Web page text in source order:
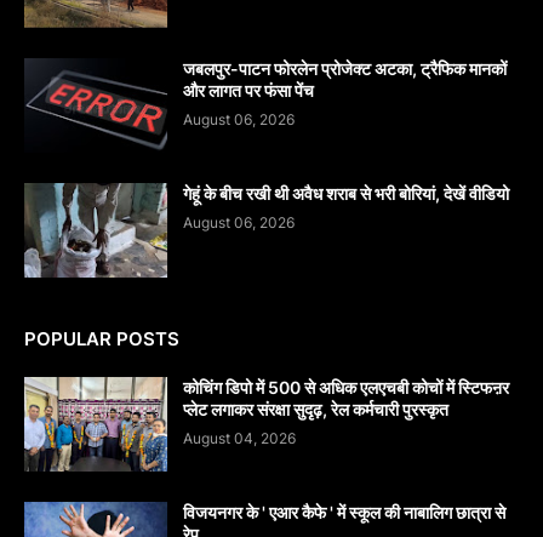
जबलपुर-पाटन फोरलेन प्रोजेक्ट अटका, ट्रैफिक मानकों
और लागत पर फंसा पेंच
August 06, 2026
गेहूं के बीच रखी थी अवैध शराब से भरी बोरियां, देखें वीडियो
August 06, 2026
POPULAR POSTS
कोचिंग डिपो में 500 से अधिक एलएचबी कोचों में स्टिफऩर
प्लेट लगाकर संरक्षा सुदृढ़, रेल कर्मचारी पुरस्कृत
August 04, 2026
विजयनगर के ' एआर कैफे ' में स्कूल की नाबालिग छात्रा से